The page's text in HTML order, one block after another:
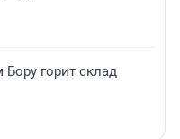
горит склад